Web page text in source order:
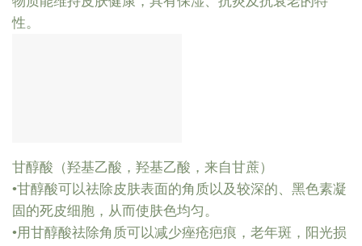
性。
甘醇酸（羟基乙酸，羟基乙酸，来自甘蔗）
•甘醇酸可以祛除皮肤表面的角质以及较深的、黑色素凝
固的死皮细胞，从而使肤色均匀。
•用甘醇酸祛除角质可以减少痤疮疤痕，老年斑，阳光损